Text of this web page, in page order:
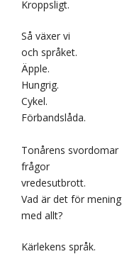
Kroppsligt.
Så växer vi
och språket.
Äpple.
Hungrig.
Cykel.
Förbandslåda.
Tonårens svordomar
frågor
vredesutbrott.
Vad är det för mening
med allt?
Kärlekens språk.